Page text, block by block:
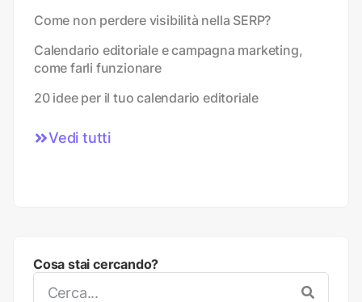
Come non perdere visibilità nella SERP?
Calendario editoriale e campagna marketing,
come farli funzionare
20 idee per il tuo calendario editoriale
Vedi tutti
Cosa stai cercando?